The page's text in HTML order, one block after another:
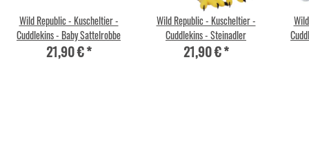
Wild Republic - Kuscheltier -
Cuddlekins - Baby Sattelrobbe
21,90 €*
Wild Republic - Kuscheltier -
Cuddlekins - Steinadler
21,90 €*